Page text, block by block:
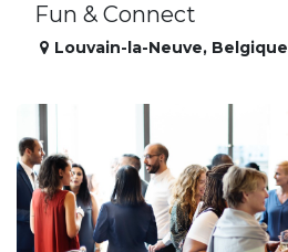
Fun & Connect
Louvain-la-Neuve, Belgique